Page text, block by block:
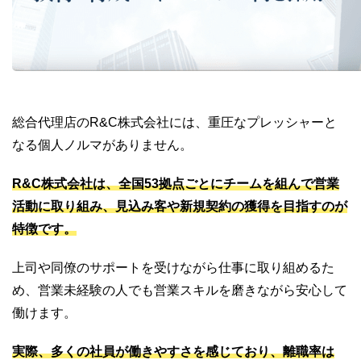
総合代理店のR&C株式会社には、重圧なプレッシャーと
なる個人ノルマがありません。
R&C株式会社は、全国53拠点ごとにチームを組んで営業
活動に取り組み、見込み客や新規契約の獲得を目指すのが
特徴です。
上司や同僚のサポートを受けながら仕事に取り組めるた
め、営業未経験の人でも営業スキルを磨きながら安心して
働けます。
実際、多くの社員が働きやすさを感じており、離職率は